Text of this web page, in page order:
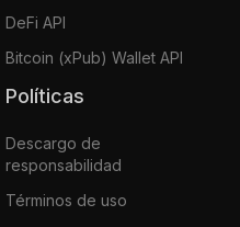
DeFi API
Bitcoin (xPub) Wallet API
Políticas
Descargo de
responsabilidad
Términos de uso